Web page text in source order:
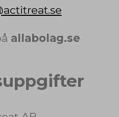
allabolag.se